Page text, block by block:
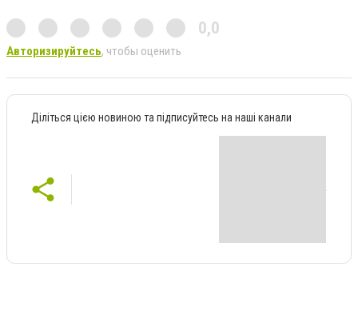
0,0
Авторизируйтесь, чтобы оценить
Діліться цією новиною та підписуйтесь на наші канали